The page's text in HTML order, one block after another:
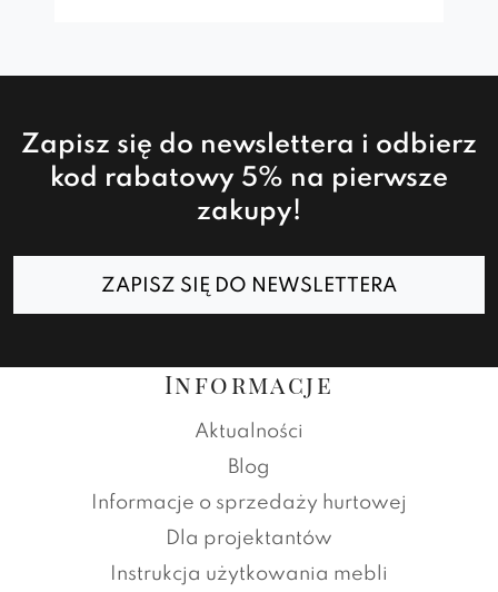
Zapisz się do newslettera i odbierz
kod rabatowy 5% na pierwsze
zakupy!
ZAPISZ SIĘ DO NEWSLETTERA
Informacje
Aktualności
Blog
Informacje o sprzedaży hurtowej
Dla projektantów
Instrukcja użytkowania mebli